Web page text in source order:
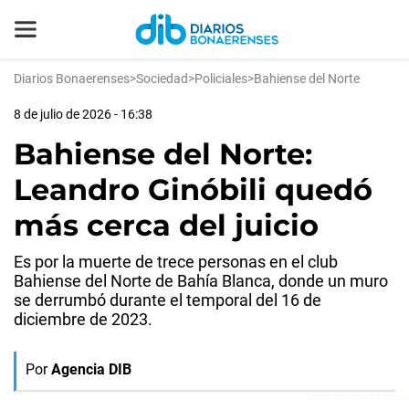
Diarios Bonaerenses>Sociedad>Policiales>Bahiense del Norte
8 de julio de 2026 - 16:38
Bahiense del Norte:
Leandro Ginóbili quedó
más cerca del juicio
Es por la muerte de trece personas en el club
Bahiense del Norte de Bahía Blanca, donde un muro
se derrumbó durante el temporal del 16 de
diciembre de 2023.
Por Agencia DIB